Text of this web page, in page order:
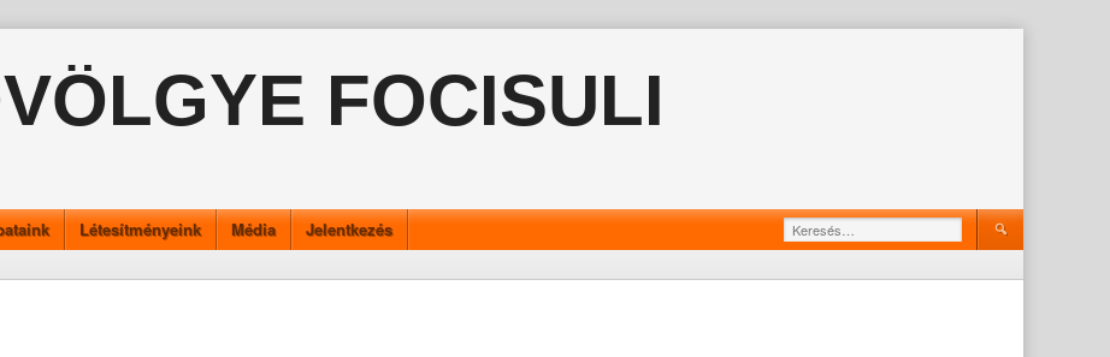
FOCISULI
Létesítményeink Média Jelentkezés Keresés: